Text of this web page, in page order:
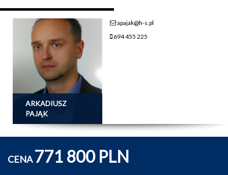
ARKADIUSZ
PAJĄK
apajak@h-s.pl
694 455 225
CENA771 800 PLN